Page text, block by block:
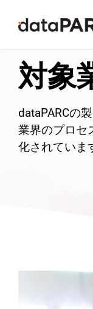
対象
dataPARCの
業界のプロセ
化されていま